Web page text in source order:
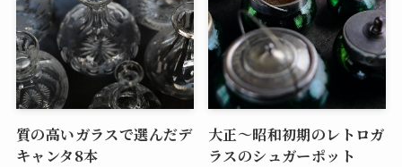
質の高いガラスで選んだデ
キャンタ8本
大正～昭和初期のレトロガ
ラスのシュガーポット